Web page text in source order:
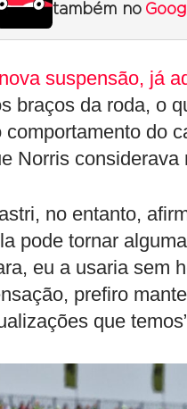
também no
nova suspensão, já
braços da roda, o
comportamento do
Norris considerava
no entanto,
pode tornar
eu a usaria sem
prefiro
que